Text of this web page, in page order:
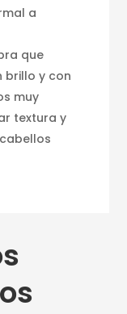
a
que
brillo y con
muy
textura y